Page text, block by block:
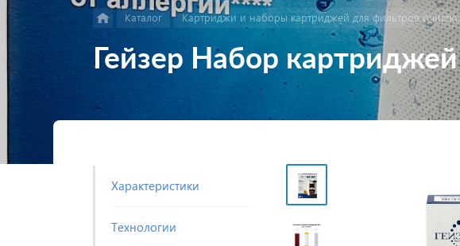
Каталог Картриджи и наборы картриджей для фильтров
Гейзер Набор
Характеристики
Технологии